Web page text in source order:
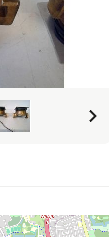
keyboard_arrow_right